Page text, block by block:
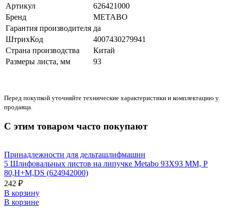
Артикул
626421000
Бренд
METABO
Гарантия производителя да
ШтрихКод
4007430279941
Страна производства
Китай
Размеры листа, мм
93
Перед покупкой уточняйте технические характеристики и комплектацию у
продавца.
С этим товаром часто покупают
Принадлежности для дельташлифмашин
5 Шлифовальных листов на липучке Metabo 93X93 ММ, P
80,H+M,DS (624942000)
242 ₽
В корзину
В корзине